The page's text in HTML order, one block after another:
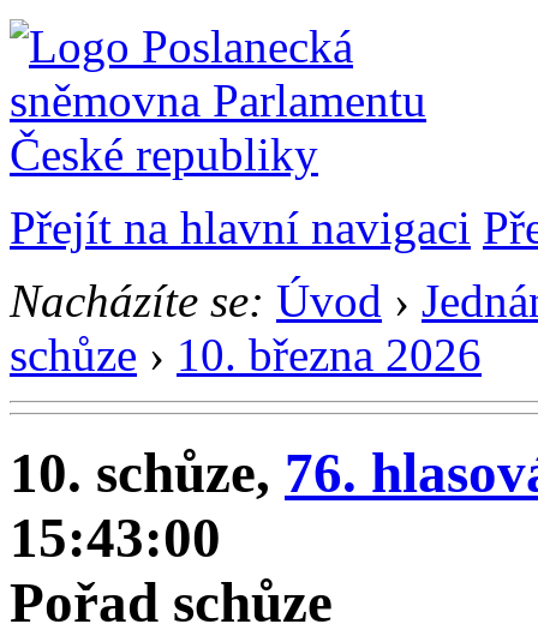
Přejít na hlavní navigaci
Nacházíte se: Úvod ›
schůze › 10. března 2026
10. schůze, 76.
15:43:00
Pořad schůze